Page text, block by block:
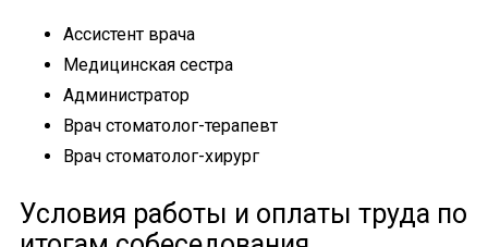
Ассистент врача
Медицинская сестра
Администратор
Врач стоматолог-терапевт
Врач стоматолог-хирург
Условия работы и оплаты труда по